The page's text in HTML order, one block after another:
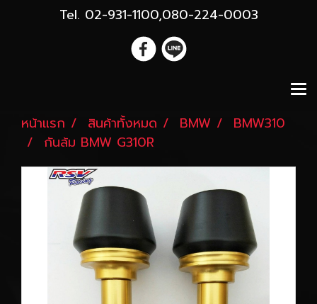
Tel. 02-931-1100,080-224-0003
หน้าแรก สินค้าทั้งหมด BMW
BMW310
กันล้ม BMW G310R